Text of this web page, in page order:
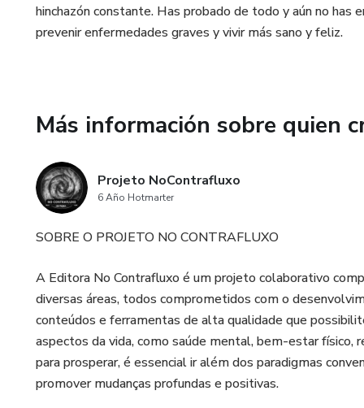
hinchazón constante. Has probado de todo y aún no
prevenir enfermedades graves y vivir más sano y feliz.
Más información sobre quien
Projeto NoContrafluxo
6 Año Hotmarter
SOBRE O PROJETO NO CONTRAFLUXO
A Editora No Contrafluxo é um projeto colaborativo
diversas áreas, todos comprometidos com o
conteúdos e ferramentas de alta qualidade que
aspectos da vida, como saúde mental, bem-estar físico,
para prosperar, é essencial ir além dos paradigmas
promover mudanças profundas e positivas.